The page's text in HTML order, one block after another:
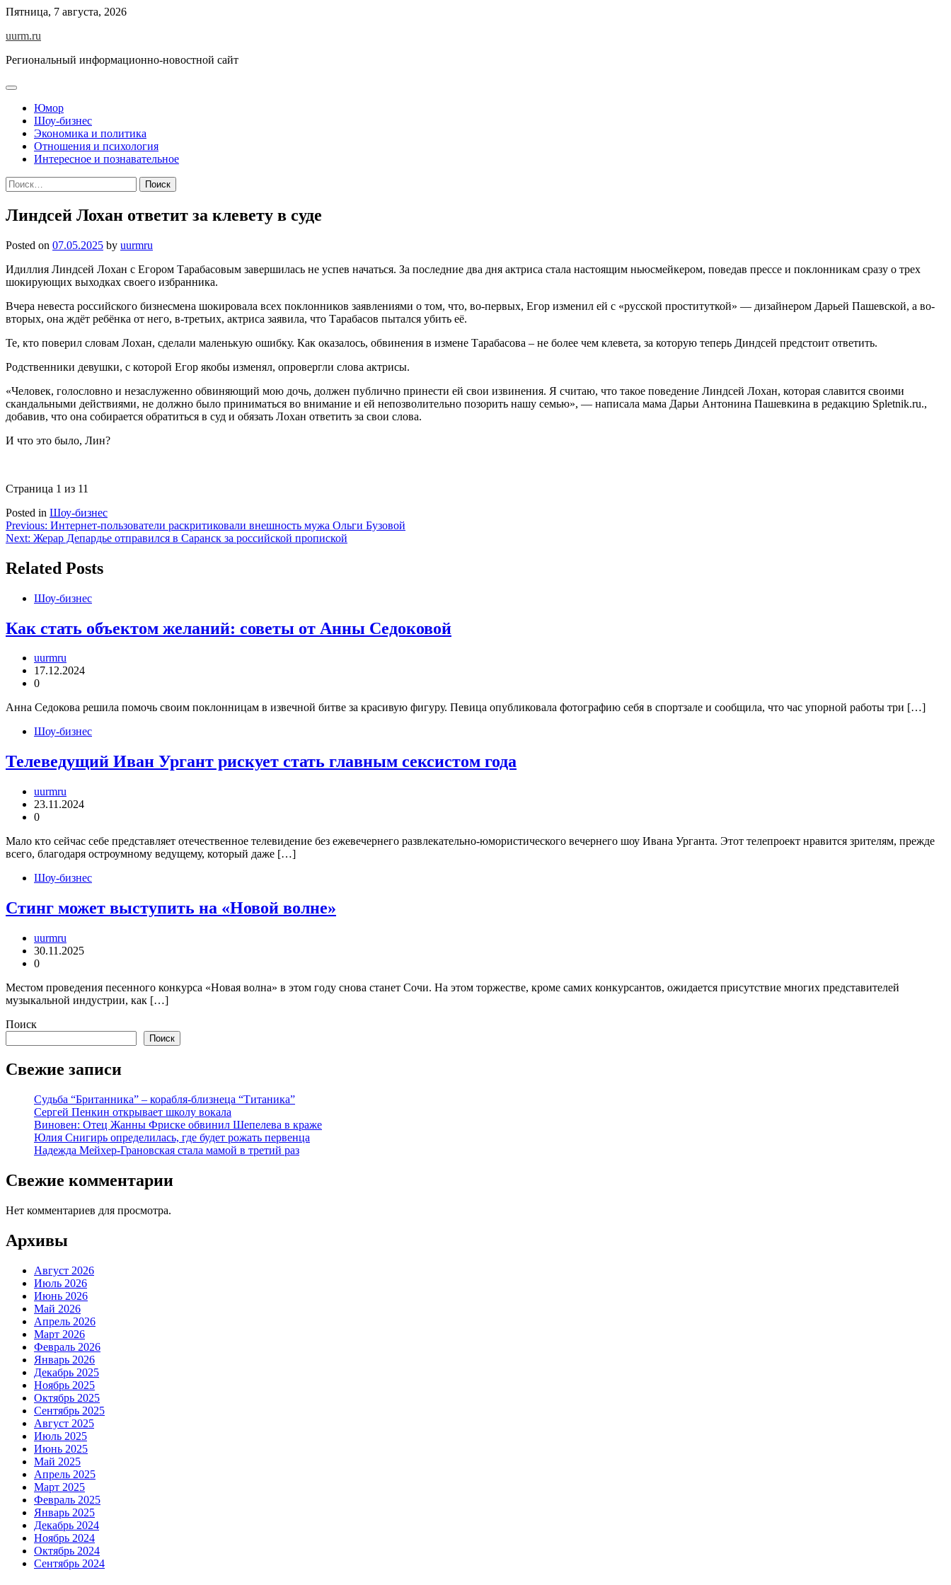
Skip
content
Пятница, 7 августа, 2026
uurm.ru
Региональный информационно-новостной сайт
Юмор
Шоу-бизнес
Экономика и политика
Отношения и психология
Интересное и познавательное
Найти:
Линдсей Лохан ответит за клевету в суде
Posted on 07.05.2025 by uurmru
Идиллия Линдсей Лохан с Егором Тарабасовым завершилась не успев начаться. За последние два дня актриса стала настоящим ньюсмейкером, поведав прессе и поклонникам сразу о трех
шокирующих выходках своего избранника.
Вчера невеста российского бизнесмена шокировала всех поклонников заявлениями о том, что, во-первых, Егор изменил ей с «русской проституткой» — дизайнером Дарьей Пашевской, а во-
вторых, она ждёт ребёнка от него, в-третьих, актриса заявила, что Тарабасов пытался убить её.
Те, кто поверил словам Лохан, сделали маленькую ошибку. Как оказалось, обвинения в измене Тарабасова – не более чем клевета, за которую теперь Диндсей предстоит ответить.
Родственники девушки, с которой Егор якобы изменял, опровергли слова актрисы.
«Человек, голословно и незаслуженно обвиняющий мою дочь, должен публично принести ей свои извинения. Я считаю, что такое поведение Линдсей Лохан, которая славится своими
скандальными действиями, не должно было приниматься во внимание и ей непозволительно позорить нашу семью», — написала мама Дарьи Антонина Пашевкина в редакцию Spletnik.ru.,
добавив, что она собирается обратиться в суд и обязать Лохан ответить за свои слова.
И что это было, Лин?
Страница 1 из 11
Posted in Шоу-бизнес
Навигация
по
записям
Previous: Интернет-пользователи раскритиковали внешность мужа Ольги Бузовой
Next: Жерар Депардье отправился в Саранск за российской пропиской
Related Posts
Шоу-бизнес
Как стать объектом желаний: советы от Анны Седоковой
uurmru
17.12.2024
0
Анна Седокова решила помочь своим поклонницам в извечной битве за красивую фигуру. Певица опубликовала фотографию себя в спортзале и сообщила, что час упорной работы три […]
Шоу-бизнес
Телеведущий Иван Ургант рискует стать главным сексистом года
uurmru
23.11.2024
0
Мало кто сейчас себе представляет отечественное телевидение без ежевечернего развлекательно-юмористического вечернего шоу Ивана Урганта. Этот телепроект нравится зрителям, прежде
всего, благодаря остроумному ведущему, который даже […]
Шоу-бизнес
Стинг может выступить на «Новой волне»
uurmru
30.11.2025
0
Местом проведения песенного конкурса «Новая волна» в этом году снова станет Сочи. На этом торжестве, кроме самих конкурсантов, ожидается присутствие многих представителей
музыкальной индустрии, как […]
Поиск
Поиск
Свежие записи
Судьба “Британника” – корабля-близнеца “Титаника”
Сергей Пенкин открывает школу вокала
Виновен: Отец Жанны Фриске обвинил Шепелева в краже
Юлия Снигирь определилась, где будет рожать первенца
Надежда Мейхер-Грановская стала мамой в третий раз
Свежие комментарии
Нет комментариев для просмотра.
Архивы
Август 2026
Июль 2026
Июнь 2026
Май 2026
Апрель 2026
Март 2026
Февраль 2026
Январь 2026
Декабрь 2025
Ноябрь 2025
Октябрь 2025
Сентябрь 2025
Август 2025
Июль 2025
Июнь 2025
Май 2025
Апрель 2025
Март 2025
Февраль 2025
Январь 2025
Декабрь 2024
Ноябрь 2024
Октябрь 2024
Сентябрь 2024